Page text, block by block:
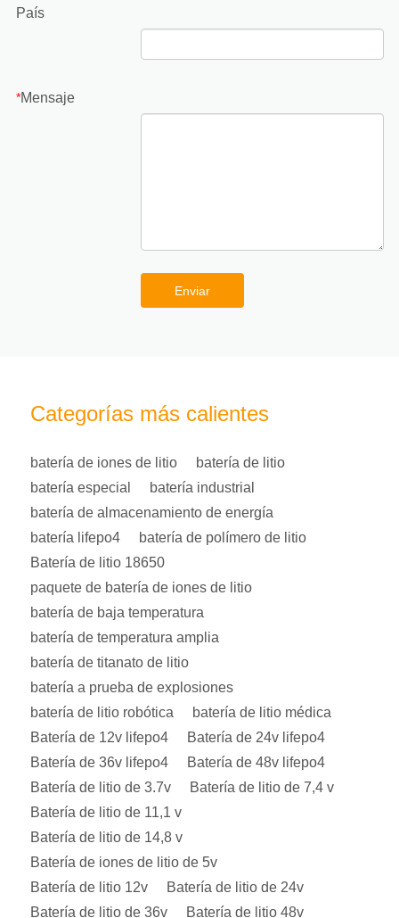
País
*Mensaje
Enviar
Categorías más calientes
batería de iones de litio
batería de litio
batería especial
batería industrial
batería de almacenamiento de energía
batería lifepo4
batería de polímero de litio
Batería de litio 18650
paquete de batería de iones de litio
batería de baja temperatura
batería de temperatura amplia
batería de titanato de litio
batería a prueba de explosiones
batería de litio robótica
batería de litio médica
Batería de 12v lifepo4
Batería de 24v lifepo4
Batería de 36v lifepo4
Batería de 48v lifepo4
Batería de litio de 3.7v
Batería de litio de 7,4 v
Batería de litio de 11,1 v
Batería de litio de 14,8 v
Batería de iones de litio de 5v
Batería de litio 12v
Batería de litio de 24v
Batería de litio de 36v
Batería de litio 48v